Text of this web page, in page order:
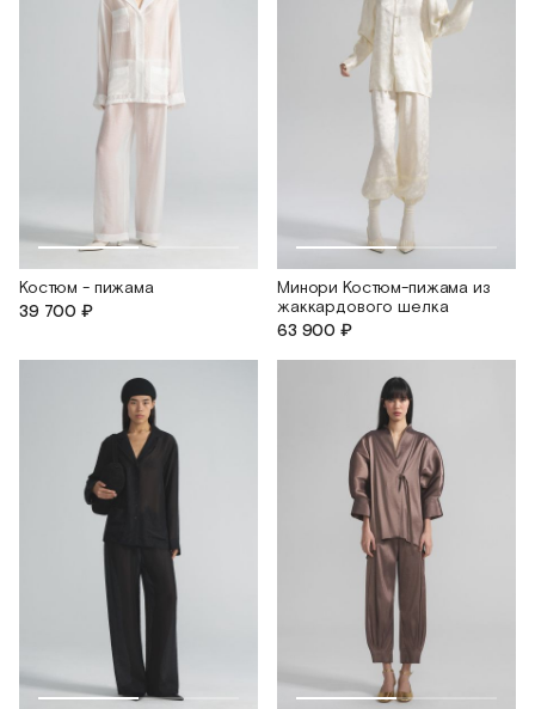
Костюм - пижама
39 700 ₽
Минори Костюм-пижама из
жаккардового шелка
63 900 ₽